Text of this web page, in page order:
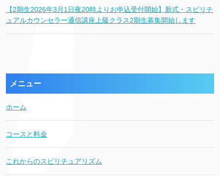
【2期生2026年3月1日夜20時よりお申込受付開始】新式・スピリチ
ュアルカウンセラー通信講座上級クラス2期生募集開始します
メニュー
ホーム
コースと料金
これからのスピリチュアリズム